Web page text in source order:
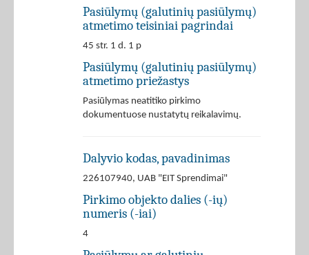
Pasiūlymų (galutinių pasiūlymų)
atmetimo teisiniai pagrindai
45 str. 1 d. 1 p
Pasiūlymų (galutinių pasiūlymų)
atmetimo priežastys
Pasiūlymas neatitiko pirkimo
dokumentuose nustatytų reikalavimų.
Dalyvio kodas, pavadinimas
226107940, UAB "EIT Sprendimai"
Pirkimo objekto dalies (-ių)
numeris (-iai)
4